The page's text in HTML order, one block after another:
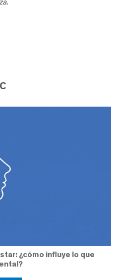
¿cómo influye lo que